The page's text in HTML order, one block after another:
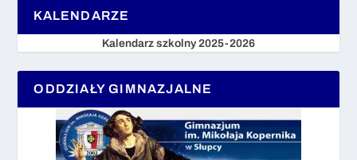
KALENDARZE
Kalendarz szkolny 2025-2026
ODDZIAŁY GIMNAZJALNE